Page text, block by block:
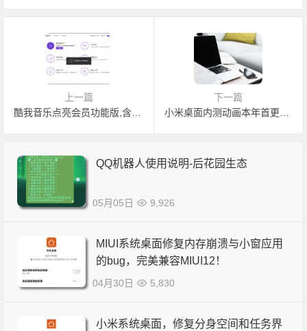
上一篇
下一篇
QQ机器人使用说明-后花园生态
05月05日 9,926
MIUI系统桌面修复内存崩溃与小窗应用
的bug，完美兼容MIUI12！
04月30日 5,830
小米系统桌面，修复分身空间和任务界